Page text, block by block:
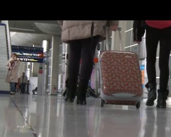
Valise Souple
Bleu
30
Valise Rigide
Grise
35